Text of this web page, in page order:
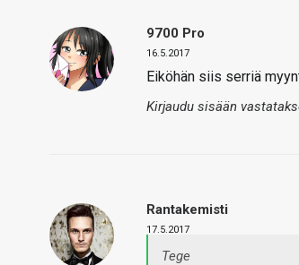
9700 Pro
16.5.2017
Eiköhän siis serriä
Kirjaudu sisään
Rantakemisti
17.5.2017
Tege